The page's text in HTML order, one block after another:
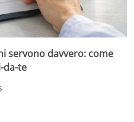
servono davvero: come
da-te